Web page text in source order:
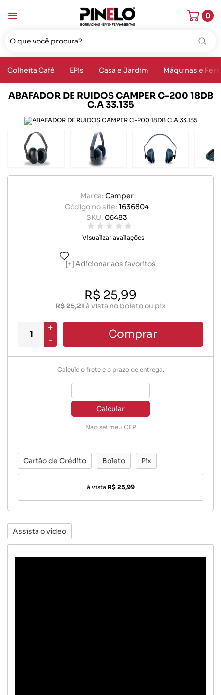
0
Colheita Café EPIs Casa e Jardim Máquinas e
ABAFADOR DE RUIDOS CAMPER C-200 18DB
C.A 33.135
Marca: Camper
Código no site: 1636804
SKU: 06483
Visualizar avaliações
Adicionar aos favoritos
R$ 25,99
R$ 25,21 à vista no boleto ou pix
+
-
Comprar
Calcule o frete e o prazo de entrega.
Calcular
Não sei meu CEP
Cartão de Crédito Boleto Pix
à vista R$ 25,99
Assista o vídeo